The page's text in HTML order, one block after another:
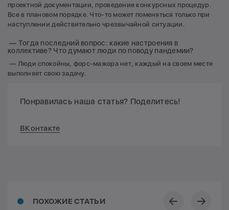
проектной документации, проведение конкурсных процедур.
Все в плановом порядке. Что-то может поменяться только при
наступлении действительно чрезвычайной ситуации.
— Тогда последний вопрос: какие настроения в
коллективе? Что думают люди по поводу пандемии?
— Люди спокойны, форс-мажора нет, каждый на своем месте
выполняет свою задачу.
Понравилась наша статья? Поделитесь!
ВКонтакте
ПОХОЖИЕ СТАТЬИ